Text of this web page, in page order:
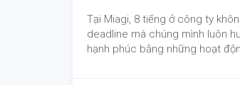
Tại Miagi, 8 tiếng ở công ty
deadline mà chúng mình luôn
hạnh phúc bằng những hoạt